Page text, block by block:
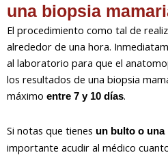
una biopsia
El procedimiento como tal de
alrededor de una hora.
al laboratorio para que el
los resultados de una biopsia
máximo entre 7 y 10 días.
Si notas que tienes un bulto o una
importante acudir al médico